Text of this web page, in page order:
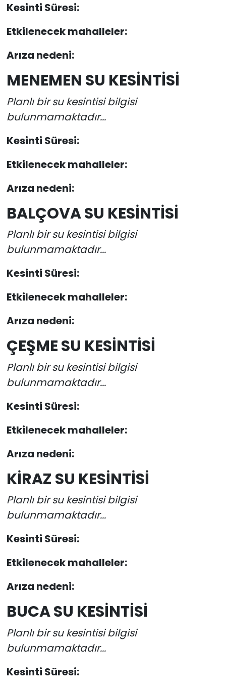
Kesinti Süresi:
Etkilenecek mahalleler:
Arıza nedeni:
MENEMEN SU KESİNTİSİ
Planlı bir su kesintisi bilgisi
bulunmamaktadır...
Kesinti Süresi:
Etkilenecek mahalleler:
Arıza nedeni:
BALÇOVA SU KESİNTİSİ
Planlı bir su kesintisi bilgisi
bulunmamaktadır...
Kesinti Süresi:
Etkilenecek mahalleler:
Arıza nedeni:
ÇEŞME SU KESİNTİSİ
Planlı bir su kesintisi bilgisi
bulunmamaktadır...
Kesinti Süresi:
Etkilenecek mahalleler:
Arıza nedeni:
KİRAZ SU KESİNTİSİ
Planlı bir su kesintisi bilgisi
bulunmamaktadır...
Kesinti Süresi:
Etkilenecek mahalleler:
Arıza nedeni:
BUCA SU KESİNTİSİ
Planlı bir su kesintisi bilgisi
bulunmamaktadır...
Kesinti Süresi: